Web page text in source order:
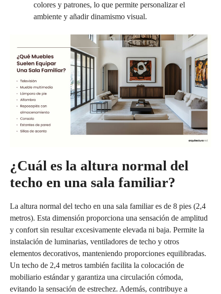
colores y patrones, lo que permite personalizar el
ambiente y añadir dinamismo visual.
¿Cuál es la altura normal del
techo en una sala familiar?
La altura normal del techo en una sala familiar es de 8 pies (2,4
metros). Esta dimensión proporciona una sensación de amplitud
y confort sin resultar excesivamente elevada ni baja. Permite la
instalación de luminarias, ventiladores de techo y otros
elementos decorativos, manteniendo proporciones equilibradas.
Un techo de 2,4 metros también facilita la colocación de
mobiliario estándar y garantiza una circulación cómoda,
evitando la sensación de estrechez. Además, contribuye a